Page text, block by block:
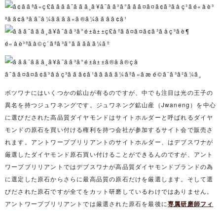
ボツワナにはいくつかの鉱山が有るのですが、中でも注目は光の王子の
異名を持つジュワネングです。ジュワネング鉱山産（Jwaneng）を中心
に選びだされた高品質ダイヤモンドはサイトホルダーと呼ばれるダイヤ
モンドの原石を買い付ける権利を持つ会社が参加するサイト会で販売さ
れます。アントワープブリリアントのサイトホルダー、はデブスワナが
厳選したダイヤモンド原石買い付けることができるんのですが、アント
ワープブリリアントではデブスワナが高品質ダイヤモンドブランドの為
に選定した原石からさらに最高品質の原石だけを厳選します。そして選
びだされた原石ですが全てをカット研磨しているわけではありません。
アントワープブリリアントでは厳選された原石を最後に専属研磨師フィ